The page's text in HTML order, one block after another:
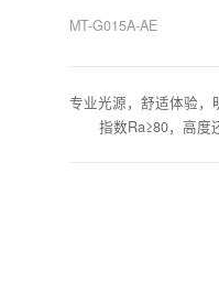
MT-G015A-AE
专业光源，舒适体验，
指数Ra≥80，高度